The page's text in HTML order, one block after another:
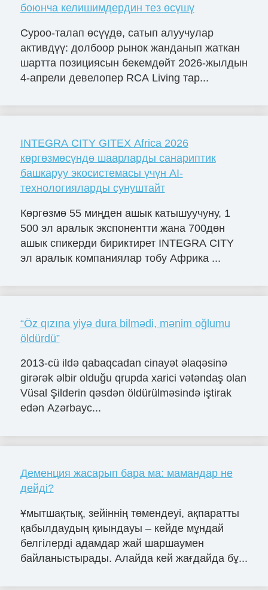
боюнча келишимдердин тез өсүшү
Суроо-талап өсүүдө, сатып алуучулар
активдүү: долбоор рынок жанданып жаткан
шартта позициясын бекемдөйт 2026-жылдын
4-апрели девелопер RCA Living тар...
INTEGRA CITY GITEX Africa 2026
көргөзмөсүндө шаарларды санариптик
башкаруу экосистемасы үчүн AI-
технологияларды сунуштайт
Көргөзмө 55 миңден ашык катышуучуну, 1
500 эл аралык экспонентти жана 700дөн
ашык спикерди бириктирет INTEGRA CITY
эл аралык компаниялар тобу Африка ...
“Öz qızına yiyə dura bilmədi, mənim oğlumu
öldürdü”
2013-cü ildə qabaqcadan cinayət əlaqəsinə
girərək əlbir olduğu qrupda xarici vətəndaş olan
Vüsal Şilderin qəsdən öldürülməsində iştirak
edən Azərbayc...
Деменция жасарып бара ма: мамандар не
дейді?
Ұмытшақтық, зейіннің төмендеуі, ақпаратты
қабылдаудың қиындауы – кейде мұндай
белгілерді адамдар жай шаршаумен
байланыстырады. Алайда кей жағдайда бұ...